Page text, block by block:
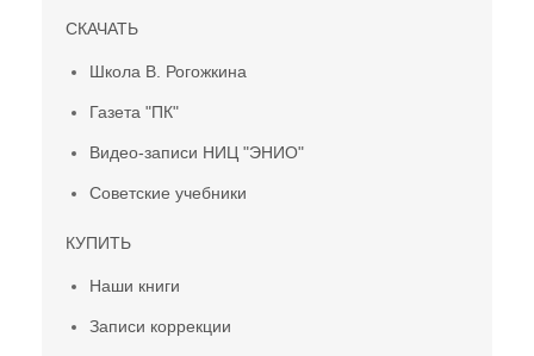
СКАЧАТЬ
Школа В. Рогожкина
Газета "ПК"
Видео-записи НИЦ "ЭНИО"
Советские учебники
КУПИТЬ
Наши книги
Записи коррекции